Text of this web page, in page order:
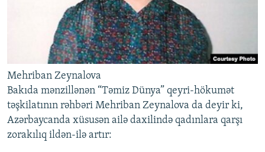
Mehriban Zeynalova
Bakıda mənzillənən “Təmiz Dünya” qeyri-hökumət
təşkilatının rəhbəri Mehriban Zeynalova da deyir ki,
Azərbaycanda xüsusən ailə daxilində qadınlara qarşı
zorakılıq ildən-ilə artır: